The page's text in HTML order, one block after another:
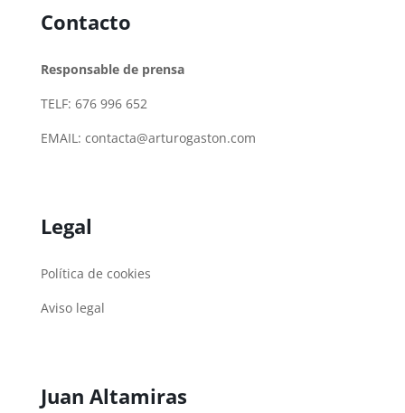
Contacto
Responsable de prensa
TELF: 676 996 652
EMAIL: contacta@arturogaston.com
Legal
Política de cookies
Aviso legal
Juan Altamiras